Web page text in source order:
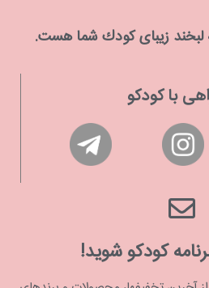
لبخند زیبای كودك شما هست.
با کودکو
کودکو شوید!